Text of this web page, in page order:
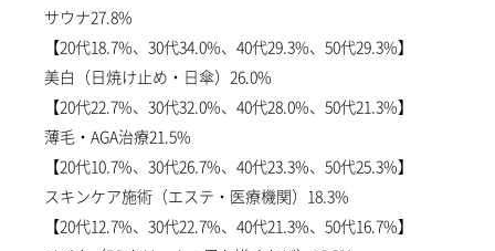
サウナ27.8%
【20代18.7%、30代34.0%、40代29.3%、50代29.3%】
美白（日焼け止め・日傘）26.0%
【20代22.7%、30代32.0%、40代28.0%、50代21.3%】
薄毛・AGA治療21.5%
【20代10.7%、30代26.7%、40代23.3%、50代25.3%】
スキンケア施術（エステ・医療機関）18.3%
【20代12.7%、30代22.7%、40代21.3%、50代16.7%】